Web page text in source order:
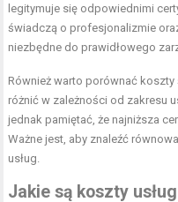
legitymuje się odpowiednimi
świadczą o profesjonalizmie
niezbędne do prawidłowego
Również warto porównać koszty
różnić w zależności od zakresu
jednak pamiętać, że najniższa
Ważne jest, aby znaleźć
usług.
Jakie są koszty